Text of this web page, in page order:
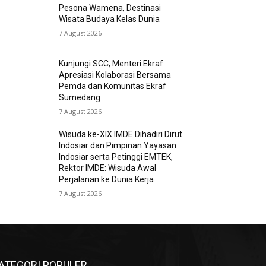
Pesona Wamena, Destinasi
Wisata Budaya Kelas Dunia
7 August 2026
Kunjungi SCC, Menteri Ekraf
Apresiasi Kolaborasi Bersama
Pemda dan Komunitas Ekraf
Sumedang
7 August 2026
Wisuda ke-XIX IMDE Dihadiri Dirut
Indosiar dan Pimpinan Yayasan
Indosiar serta Petinggi EMTEK,
Rektor IMDE: Wisuda Awal
Perjalanan ke Dunia Kerja
7 August 2026